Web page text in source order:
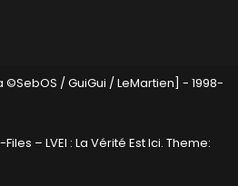
/ GuiGui / LeMartien] - 1998-
Files – LVEI : La Vérité Est Ici. Theme: